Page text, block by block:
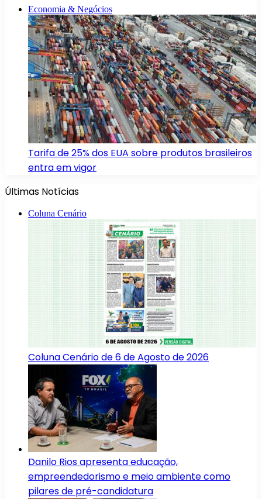
Economia & Negócios
Tarifa de 25% dos EUA sobre produtos brasileiros
entra em vigor
Últimas Notícias
Coluna Cenário
Coluna Cenário de 6 de Agosto de 2026
Danilo Rios apresenta educação,
empreendedorismo e meio ambiente como
pilares de pré-candidatura